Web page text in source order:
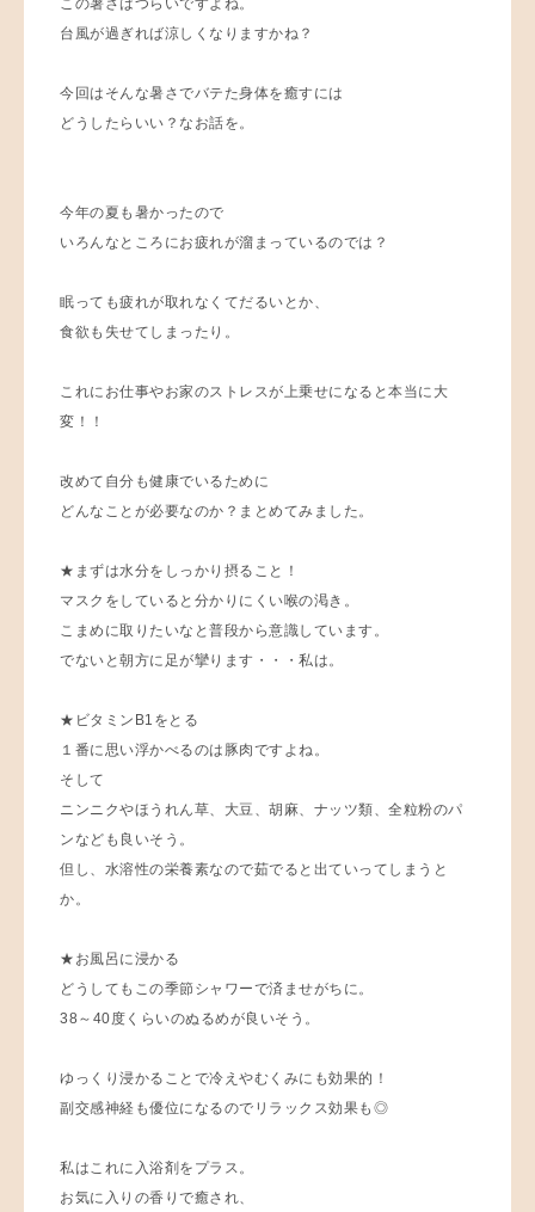
この暑さはつらいですよね。
台風が過ぎれば涼しくなりますかね？
今回はそんな暑さでバテた身体を癒すには
どうしたらいい？なお話を。
今年の夏も暑かったので
いろんなところにお疲れが溜まっているのでは？
眠っても疲れが取れなくてだるいとか、
食欲も失せてしまったり。
これにお仕事やお家のストレスが上乗せになると本当に大
変！！
改めて自分も健康でいるために
どんなことが必要なのか？まとめてみました。
★まずは水分をしっかり摂ること！
マスクをしていると分かりにくい喉の渇き。
こまめに取りたいなと普段から意識しています。
でないと朝方に足が攣ります・・・私は。
★ビタミンB1をとる
１番に思い浮かべるのは豚肉ですよね。
そして
ニンニクやほうれん草、大豆、胡麻、ナッツ類、全粒粉のパ
ンなども良いそう。
但し、水溶性の栄養素なので茹でると出ていってしまうと
か。
★お風呂に浸かる
どうしてもこの季節シャワーで済ませがちに。
38～40度くらいのぬるめが良いそう。
ゆっくり浸かることで冷えやむくみにも効果的！
副交感神経も優位になるのでリラックス効果も◎
私はこれに入浴剤をプラス。
お気に入りの香りで癒され、